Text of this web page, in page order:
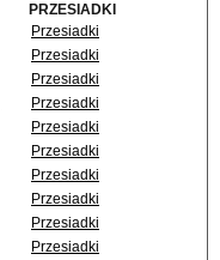
PRZESIADKI
Przesiadki
Przesiadki
Przesiadki
Przesiadki
Przesiadki
Przesiadki
Przesiadki
Przesiadki
Przesiadki
Przesiadki